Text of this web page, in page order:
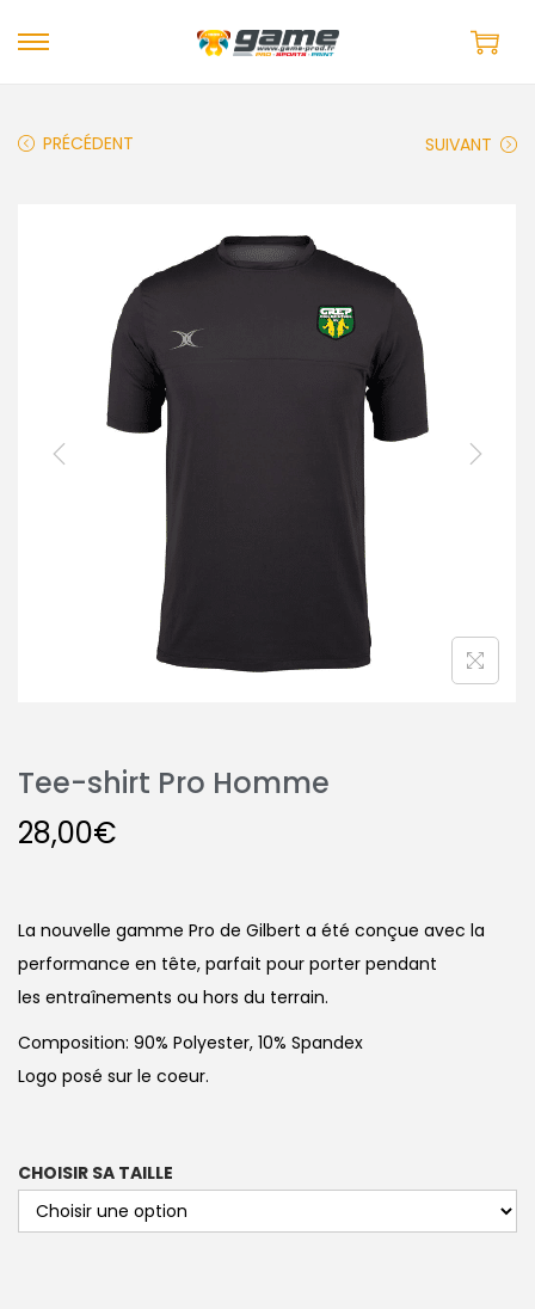
PRÉCÉDENT SUIVANT
Tee-shirt Pro Homme
28,00€
La nouvelle gamme Pro de Gilbert a été conçue avec la
performance en tête, parfait pour porter pendant
les entraînements ou hors du terrain.
Composition: 90% Polyester, 10% Spandex
Logo posé sur le coeur.
CHOISIR SA TAILLE